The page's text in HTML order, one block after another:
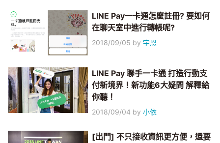
LINE Pay一卡通怎麼註冊? 要如何
在聊天室中進行轉帳呢?
2018/09/05 by 宇恩
LINE Pay 聯手一卡通 打造行動支
付新境界！新功能6大疑問 解釋給
你聽！
2018/09/04 by小依
[出門] 不只接收資訊更方便，還要